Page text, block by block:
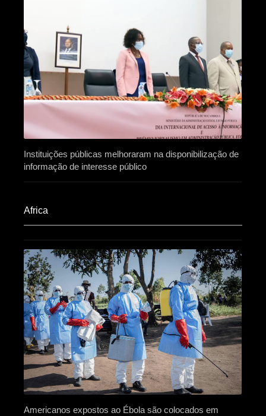
Instituições públicas melhoraram na disponibilização de
informação de interesse público
Africa​
Americanos expostos ao Ébola são colocados em